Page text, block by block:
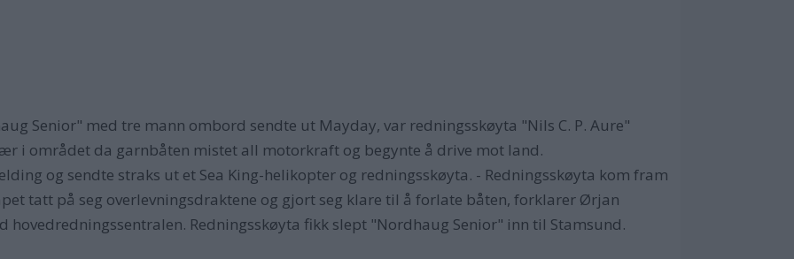
Senior" med tre mann ombord sendte ut Mayday, var redningsskøyta "Nils C. P. Aure"
i området da garnbåten mistet all motorkraft og begynte å drive mot land.
og sendte straks ut et Sea King-helikopter og redningsskøyta. - Redningsskøyta kom fram
tatt på seg overlevningsdraktene og gjort seg klare til å forlate båten, forklarer Ørjan
hovedredningssentralen. Redningsskøyta fikk slept "Nordhaug Senior" inn til Stamsund.